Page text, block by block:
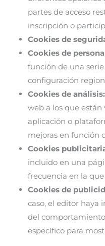
partes de acceso
inscripción o
Cookies de
Cookies de
función de una
configuración
Cookies de análisis:
web a los que
aplicación o
mejoras en función
Cookies
incluido en una
frecuencia en la
Cookies de
caso, el editor haya
del
específico para